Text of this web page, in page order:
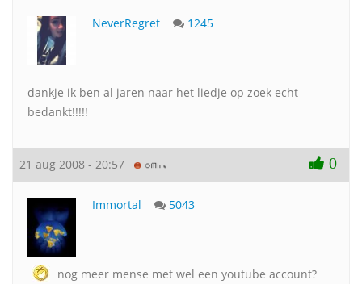
NeverRegret 1245
dankje ik ben al jaren naar het liedje op zoek echt
bedankt!!!!!
21 aug 2008 - 20:57 0
Immortal 5043
nog meer mense met wel een youtube account?